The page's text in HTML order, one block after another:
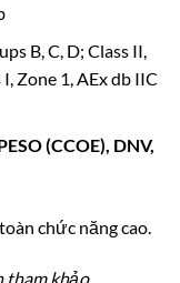
B, C, D; Class II,
I, Zone 1, AEx db IIC
(CCOE), DNV,
chức năng cao.
tham khảo